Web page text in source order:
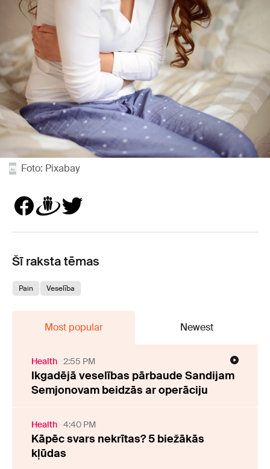
Foto: Pixabay
Šī raksta tēmas
Pain Veselība
Most popular Newest
Health 2:55 PM
Ikgadējā veselības pārbaude Sandijam
Semjonovam beidzās ar operāciju
Health 4:40 PM
Kāpēc svars nekrītas? 5 biežākās
kļūdas